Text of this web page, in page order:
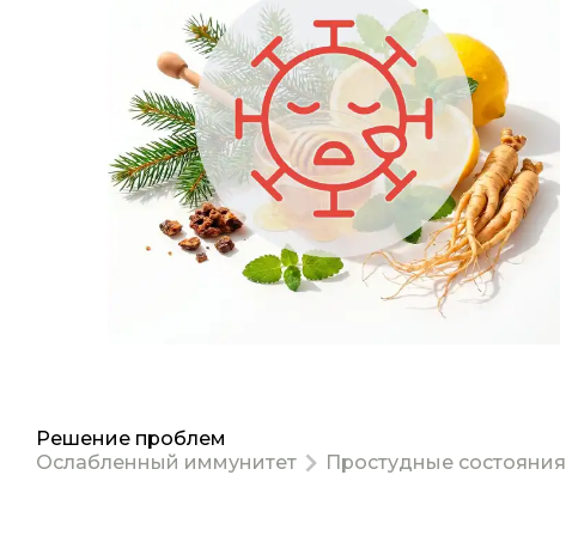
Решение проблем
Ослабленный иммунитет
Простудные состояния